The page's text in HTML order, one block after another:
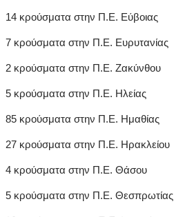
14 κρούσματα στην Π.Ε. Εύβοιας
7 κρούσματα στην Π.Ε. Ευρυτανίας
2 κρούσματα στην Π.Ε. Ζακύνθου
5 κρούσματα στην Π.Ε. Ηλείας
85 κρούσματα στην Π.Ε. Ημαθίας
27 κρούσματα στην Π.Ε. Ηρακλείου
4 κρούσματα στην Π.Ε. Θάσου
5 κρούσματα στην Π.Ε. Θεσπρωτίας